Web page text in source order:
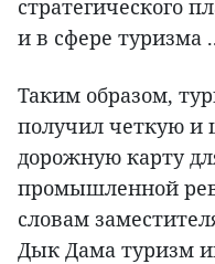
стратегического
и в сфере туризма
Таким образом,
получил четкую и
дорожную карту
промышленной
словам
Дык Дама туризм